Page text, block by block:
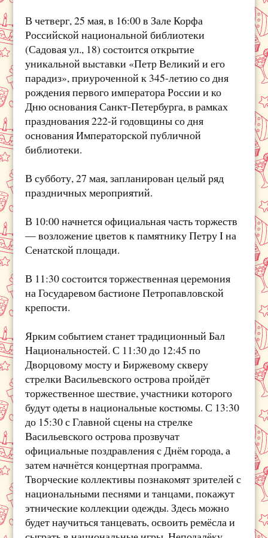
В четверг, 25 мая, в 16:00 в Зале Корфа
Российской национальной библиотеки
(Садовая ул., 18) состоится открытие
уникальной выставки «Петр Великий и его
парадиз», приуроченной к 345-летию со дня
рождения первого императора России и ко
Дню основания Санкт-Петербурга, в рамках
празднования 222-й годовщины со дня
основания Императорской публичной
библиотеки.
В субботу, 27 мая, запланирован целый ряд
праздничных мероприятий.
В 10:00 начнется официальная часть торжеств
— возложение цветов к памятнику Петру I на
Сенатской площади.
В 11:30 состоится торжественная церемония
на Государевом бастионе Петропавловской
крепости.
Ярким событием станет традиционный Бал
Национальностей. С 11:30 до 12:45 по
Дворцовому мосту и Биржевому скверу
стрелки Васильевского острова пройдёт
торжественное шествие, участники которого
будут одеты в национальные костюмы. С 13:30
до 15:30 с Главной сцены на стрелке
Васильевского острова прозвучат
официальные поздравления с Днём города, а
затем начнётся концертная программа.
Творческие коллективы познакомят зрителей с
национальными песнями и танцами, покажут
этнические коллекции одежды. Здесь можно
будет научиться танцевать, освоить ремёсла и